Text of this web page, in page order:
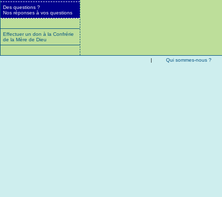
Des questions ?
Nos réponses à vos questions
Effectuer un don à la Confrérie
de la Mère de Dieu
| Qui sommes-nous ?